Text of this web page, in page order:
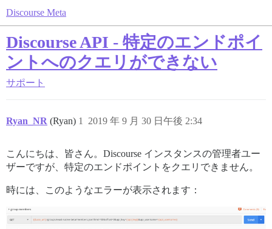
Discourse Meta
Discourse API - 特定のエンドポイ
ントへのクエリができない
サポート
Ryan_NR (Ryan) 2019 年 9 月 30 日午後 2:34
1
こんにちは、皆さん。Discourse インスタンスの管理者ユー
ザーですが、特定のエンドポイントをクエリできません。
時には、このようなエラーが表示されます：